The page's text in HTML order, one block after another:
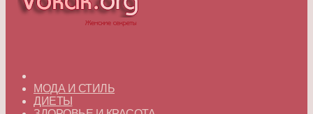
МОДА И СТИЛЬ
ДИЕТЫ